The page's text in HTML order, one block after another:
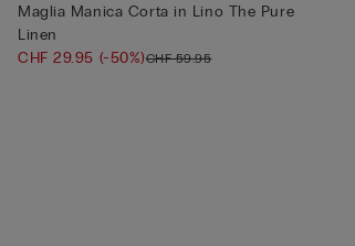
Maglia Manica Corta in Lino The Pure
Linen
CHF 29.95 (-50%)CHF 59.95